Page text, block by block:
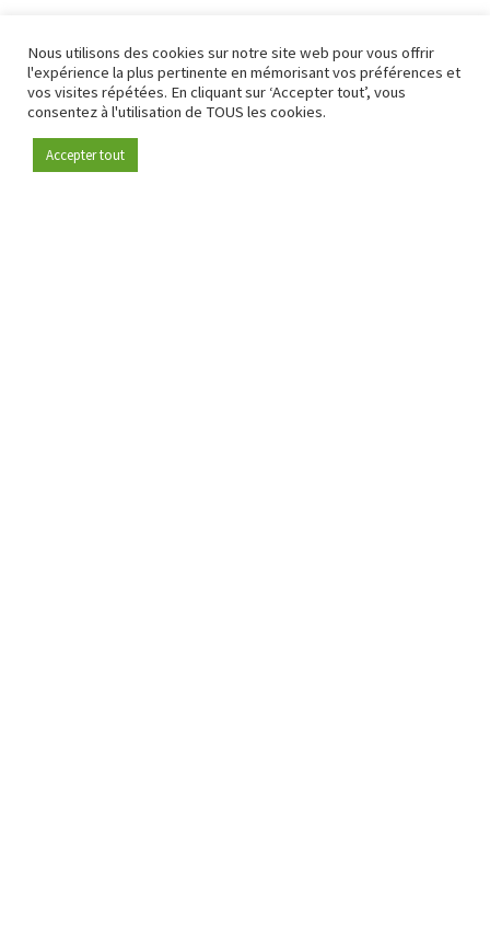
Devenez membre
Nous utilisons des cookies sur notre site web pour vous offrir
l'expérience la plus pertinente en mémorisant vos préférences et
vos visites répétées. En cliquant sur ‘Accepter tout’, vous
consentez à l'utilisation de TOUS les cookies.
Accepter tout